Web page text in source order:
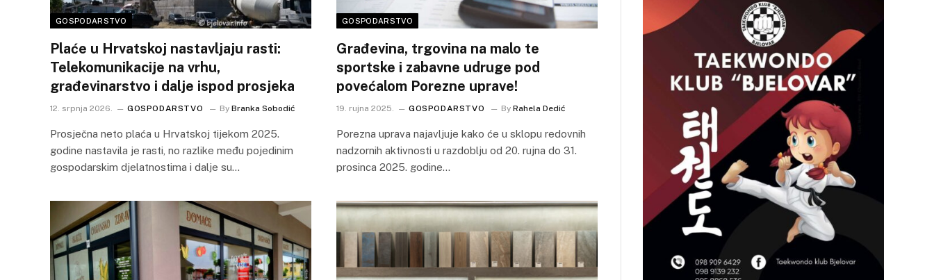
GOSPODARSTVO
Plaće u Hrvatskoj nastavljaju rasti:
Telekomunikacije na vrhu,
građevinarstvo i dalje ispod prosjeka
12. srpnja 2026. GOSPODARSTVO By Branka Sobodić
Prosječna neto plaća u Hrvatskoj tijekom 2025.
godine nastavila je rasti, no razlike među pojedinim
gospodarskim djelatnostima i dalje su…
GOSPODARSTVO
Građevina, trgovina na malo te
sportske i zabavne udruge pod
povećalom Porezne uprave!
19. rujna 2025. GOSPODARSTVO By Rahela Dedić
Porezna uprava najavljuje kako će u sklopu redovnih
nadzornih aktivnosti u razdoblju od 20. rujna do 31.
prosinca 2025. godine…